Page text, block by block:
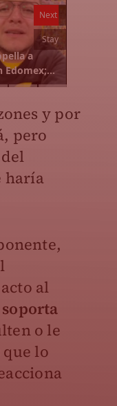
y por
pero
haría
al
o le
lo